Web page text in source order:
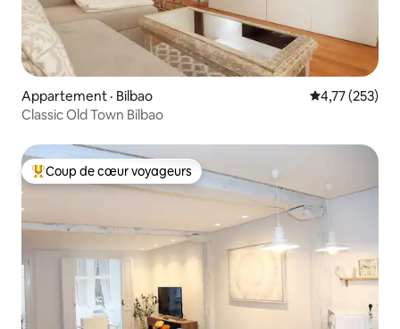
Appartement · Bilbao Note
4,77 (253)
Classic Old Town Bilbao
Coup de cœur voyageurs parmi les plus aimés
Coup de cœur voyageurs